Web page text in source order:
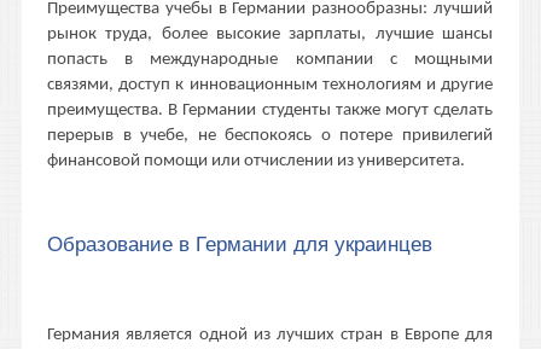
Преимущества учебы в Германии разнообразны: лучший
рынок труда, более высокие зарплаты, лучшие шансы
попасть в международные компании с мощными
связями, доступ к инновационным технологиям и другие
преимущества. В Германии студенты также могут сделать
перерыв в учебе, не беспокоясь о потере привилегий
финансовой помощи или отчислении из университета.
Образование в Германии для украинцев
Германия является одной из лучших стран в Европе для